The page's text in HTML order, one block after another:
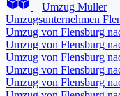
Umzug Müller
Umzugsunternehmen
Umzug von Flensburg
Umzug von Flensburg
Umzug von Flensburg
Umzug von Flensburg
Umzug von Flensburg